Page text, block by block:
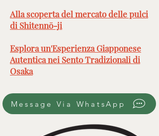
Alla scoperta del mercato delle pulci
di Shitennō-ji
Esplora un'Esperienza Giapponese
Autentica nei Sento Tradizionali di
Osaka
Message Via WhatsApp